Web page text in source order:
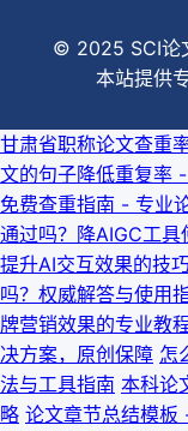
© 2025 SCI论
本站提供
甘肃省职称论文查重
文的句子降低重复率
免费查重指南 - 专业
通过吗？降AIGC工
提升AI交互效果的技
吗？权威解答与使用
牌营销效果的专业教
决方案，原创保障 怎
法与工具指南 本科论
略 论文章节总结模板